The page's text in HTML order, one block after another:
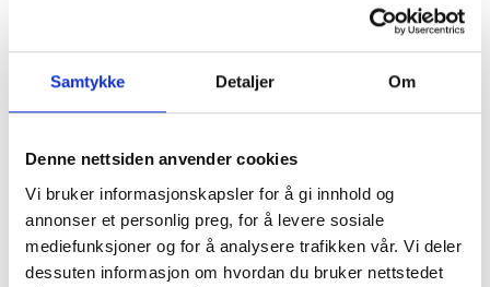
Samtykke Detaljer Om
Denne nettsiden anvender cookies
Vi bruker informasjonskapsler for å gi innhold og
annonser et personlig preg, for å levere sosiale
mediefunksjoner og for å analysere trafikken vår. Vi deler
dessuten informasjon om hvordan du bruker nettstedet
Tidligere forbundsleder
hedret av AUF med eget
Utøya-rom